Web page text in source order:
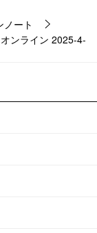
ート
ンライン 2025-4-